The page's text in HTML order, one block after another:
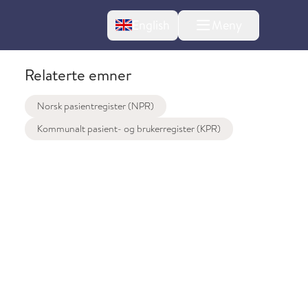
English
endringer
Relaterte emner
Norsk pasientregister (NPR)
Kommunalt pasient- og brukerregister (KPR)